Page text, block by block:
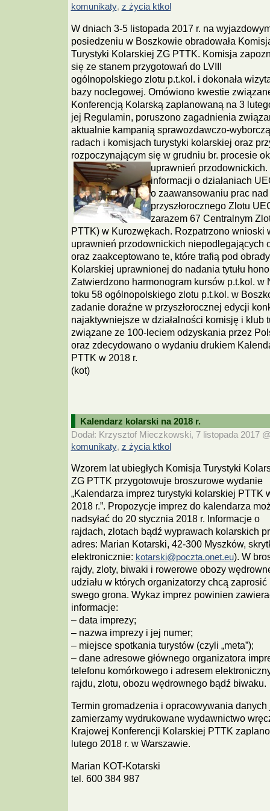
komunikaty, z życia ktkol
W dniach 3-5 listopada 2017 r. na
posiedzeniu w Boszkowie obradowała
Turystyki Kolarskiej ZG PTTK. Komisja
się ze stanem przygotowań do LVIII
ogólnopolskiego zlotu p.t.kol. i dokonała
bazy noclegowej. Omówiono kwestie
Konferencją Kolarską zaplanowaną na 3
jej Regulamin, poruszono zagadnienia
aktualnie kampanią sprawozdawczo-
radach i komisjach turystyki kolarskiej oraz
rozpoczynającym się w grudniu br. procesie
uprawnień przodownickich.
informacji o działaniach
o zaawansowaniu prac
przyszłorocznego Zlotu
zarazem 67 Centralnym
PTTK) w Kurozwękach. Rozpatrzono wnioski
uprawnień przodownickich niepodlegających
oraz zaakceptowano te, które trafią pod
Kolarskiej uprawnionej do nadania tytułu
Zatwierdzono harmonogram kursów p.t.kol. w
toku 58 ogólnopolskiego zlotu p.t.kol. w
zadanie doraźne w przyszłorocznej edycji
najaktywniejsze w działalności komisję i klub
związane ze 100-leciem odzyskania przez
oraz zdecydowano o wydaniu drukiem
PTTK w 2018 r.
(kot)
Kalendarz kolarski na 2018 r.
Dodał: Krzysztof Mieczkowski, 7 listopada 2017
komunikaty, z życia ktkol
Wzorem lat ubiegłych Komisja Turystyki
ZG PTTK przygotowuje broszurowe wydanie
„Kalendarza imprez turystyki kolarskiej PTTK
2018 r.”. Propozycje imprez do kalendarza
nadsyłać do 20 stycznia 2018 r. Informacje o
rajdach, zlotach bądź wyprawach kolarskich
adres: Marian Kotarski, 42-300 Myszków,
elektronicznie: kotarski@poczta.onet.eu). W
rajdy, zloty, biwaki i rowerowe obozy
udziału w których organizatorzy chcą
swego grona. Wykaz imprez powinien
informacje:
– data imprezy;
– nazwa imprezy i jej numer;
– miejsce spotkania turystów (czyli „meta”);
– dane adresowe głównego organizatora
telefonu komórkowego i adresem
rajdu, zlotu, obozu wędrownego bądź biwaku.
Termin gromadzenia i opracowywania
zamierzamy wydrukowane wydawnictwo
Krajowej Konferencji Kolarskiej PTTK
lutego 2018 r. w Warszawie.
Marian KOT-Kotarski
tel. 600 384 987